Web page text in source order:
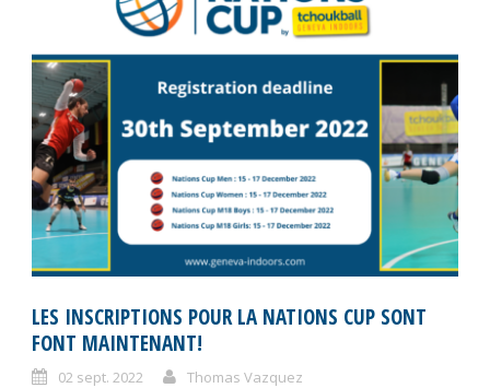
LES INSCRIPTIONS POUR LA NATIONS CUP SONT
FONT MAINTENANT!
02 sept. 2022 Thomas Vazquez